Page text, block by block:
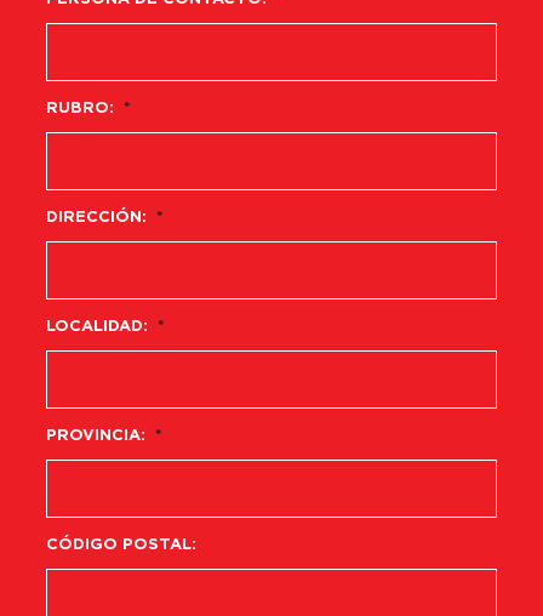
RUBRO: *
DIRECCIÓN: *
LOCALIDAD: *
PROVINCIA: *
CÓDIGO POSTAL: